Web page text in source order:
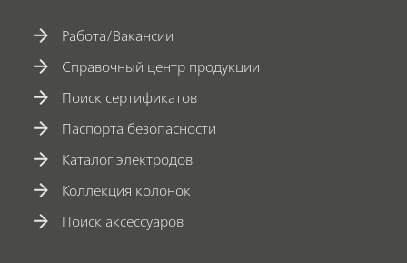
Работа/Вакансии
Справочный центр продукции
Поиск сертификатов
Паспорта безопасности
Каталог электродов
Коллекция колонок
Поиск аксессуаров